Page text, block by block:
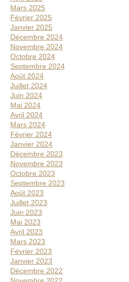
Mars 2025
Février 2025
Janvier 2025
Décembre 2024
Novembre 2024
Octobre 2024
Septembre 2024
Août 2024
Juillet 2024
Juin 2024
Mai 2024
Avril 2024
Mars 2024
Février 2024
Janvier 2024
Décembre 2023
Novembre 2023
Octobre 2023
Septembre 2023
Août 2023
Juillet 2023
Juin 2023
Mai 2023
Avril 2023
Mars 2023
Février 2023
Janvier 2023
Décembre 2022
Novembre 2022